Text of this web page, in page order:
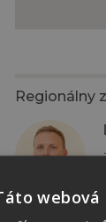
Regionálny
webová